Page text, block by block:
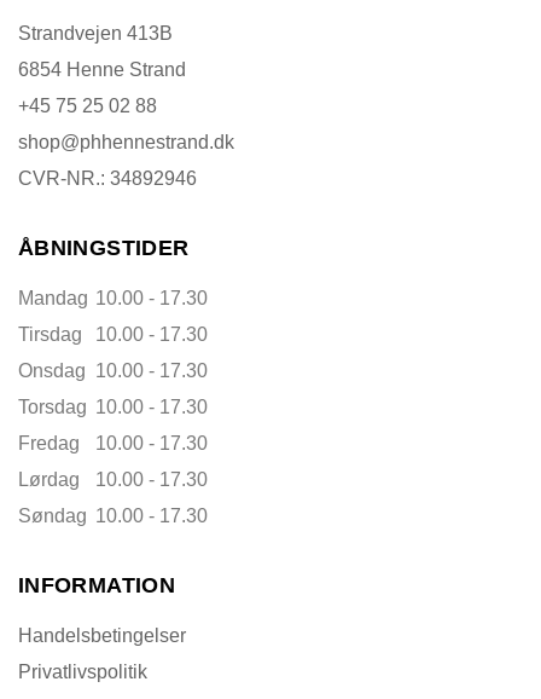
Strandvejen 413B
6854 Henne Strand
+45 75 25 02 88
shop@phhennestrand.dk
CVR-NR.: 34892946
ÅBNINGSTIDER
Mandag 10.00 - 17.30
Tirsdag
10.00 - 17.30
Onsdag 10.00 - 17.30
Torsdag 10.00 - 17.30
Fredag
10.00 - 17.30
Lørdag
10.00 - 17.30
Søndag 10.00 - 17.30
INFORMATION
Handelsbetingelser
Privatlivspolitik